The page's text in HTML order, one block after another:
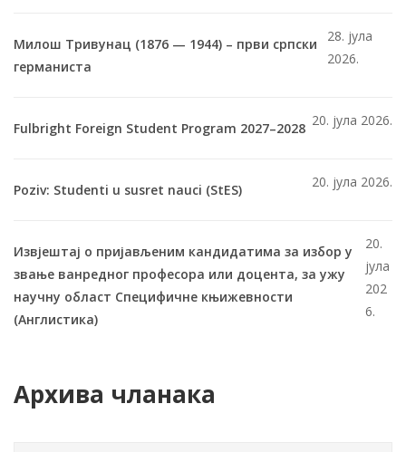
Милош Тривунац (1876 — 1944) – први српски
германиста
28. јула
2026.
Fulbright Foreign Student Program 2027–2028 20. јула 2026.
Poziv: Studenti u susret nauci (StES) 20. јула 2026.
Извјештај о пријављеним кандидатима за избор у
звање ванредног професора или доцента, за ужу
научну област Специфичне књижевности
(Англистика)
20.
јула
202
6.
Архива чланака